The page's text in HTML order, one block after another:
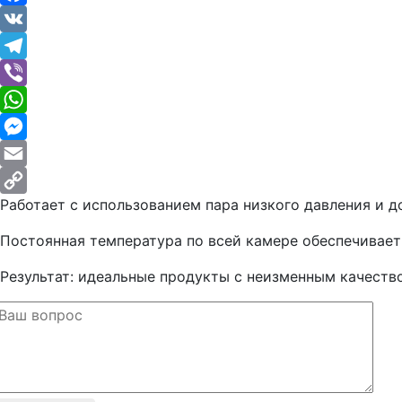
Facebook
VK
Telegram
Viber
WhatsApp
Messenger
Email
Copy
Link
Работает с использованием пара низкого давления и
Постоянная температура по всей камере
Результат: идеальные продукты с неизменным